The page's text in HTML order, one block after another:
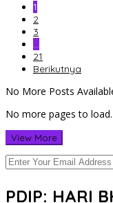
1
2
3
…
21
Berikutnya
No More Posts
No more pages to load.
View More
PDIP: HARI